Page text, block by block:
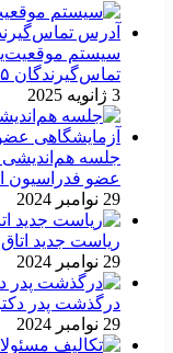
سیستم
تماس‌گیرندگان ۱۱۵
3 ژانویه 2025
جلسه
عضو فدراسیون
29 نوامبر 2024
ریاست جدید اتاق
29 نوامبر 2024
درگذشت پدر
29 نوامبر 2024